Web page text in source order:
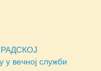
у вечној служби